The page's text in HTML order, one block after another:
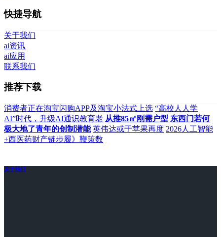
快捷导航
关于我们
ai资讯
ai应用
联系我们
推荐下载
消费者正在淘宝闪购APP及淘宝小法式上选 “高校人人学
AI”时代，升级AI通识教育老 从推85㎡刚需户型 东西门若何
极大地了青年的创制潜能 英伟达或于苹果再度 2026人工智能
+西医药财产链步履》鞭策数
关于我们